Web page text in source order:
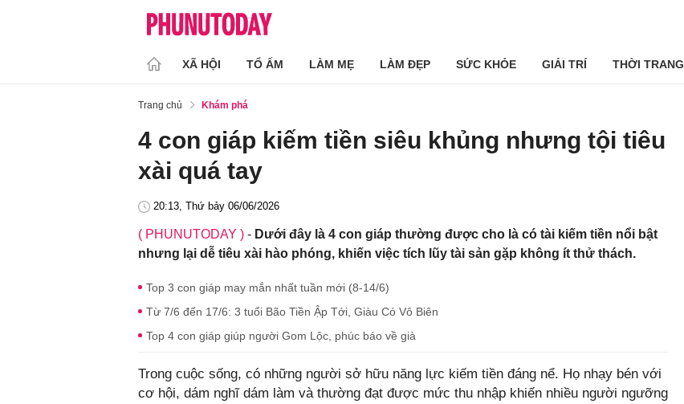
XÃ HỘI TỔ ẤM LÀM MẸ LÀM ĐẸP SỨC KHỎE GIẢI TRÍ THỜI TRANG
Trang chủ Khám phá
4 con giáp kiếm tiền siêu khủng nhưng tội tiêu
xài quá tay
20:13, Thứ bảy 06/06/2026
( PHUNUTODAY ) - Dưới đây là 4 con giáp thường được cho là có tài kiếm tiền nổi bật
nhưng lại dễ tiêu xài hào phóng, khiến việc tích lũy tài sản gặp không ít thử thách.
Top 3 con giáp may mắn nhất tuần mới (8-14/6)
Từ 7/6 đến 17/6: 3 tuổi Bão Tiền Ập Tới, Giàu Có Vô Biên
Top 4 con giáp giúp người Gom Lộc, phúc báo về già
Trong cuộc sống, có những người sở hữu năng lực kiếm tiền đáng nể. Họ nhạy bén với
cơ hội, dám nghĩ dám làm và thường đạt được mức thu nhập khiến nhiều người ngưỡng